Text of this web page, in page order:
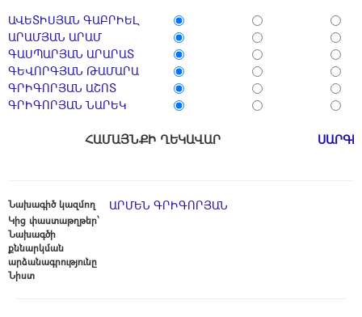
ԱՎԵՏԻՍՅԱՆ ԳԱԲՐԻԵԼ
ԱՐԱՄՅԱՆ ԱՐԱՄ
ԳԱՍՊԱՐՅԱՆ ԱՐԱՐԱՏ
ԳԵՎՈՐԳՅԱՆ ԹԱՄԱՐԱ
ԳՐԻԳՈՐՅԱՆ ԱՇՈՏ
ԳՐԻԳՈՐՅԱՆ ՆԱՐԵԿ
ՀԱՄԱՅՆՔԻ ՂԵԿԱՎԱՐ
Նախագիծ կազմող ԱՐՄԵՆ ԳՐԻԳՈՐՅԱՆ
Կից փաստաթղթեր՝
Նախագծի
քննարկման
արձանագրությունը
Նիստ